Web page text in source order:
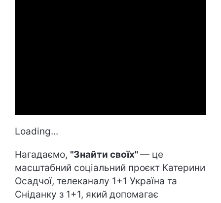
Loading...
Нагадаємо, "Знайти своїх"— це
масштабний соціальний проєкт Катерини
Осадчої, телеканалу 1+1 Україна та
Сніданку з 1+1, який допомагає